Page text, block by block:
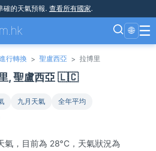
確的天氣預報. 查看所有國家.
🌐 ☰
行轉換 > 聖盧西亞 > 拉博里
, 聖盧西亞 🇱🇨
九月天氣
全年平均
氣，目前為 28°C，天氣狀況為